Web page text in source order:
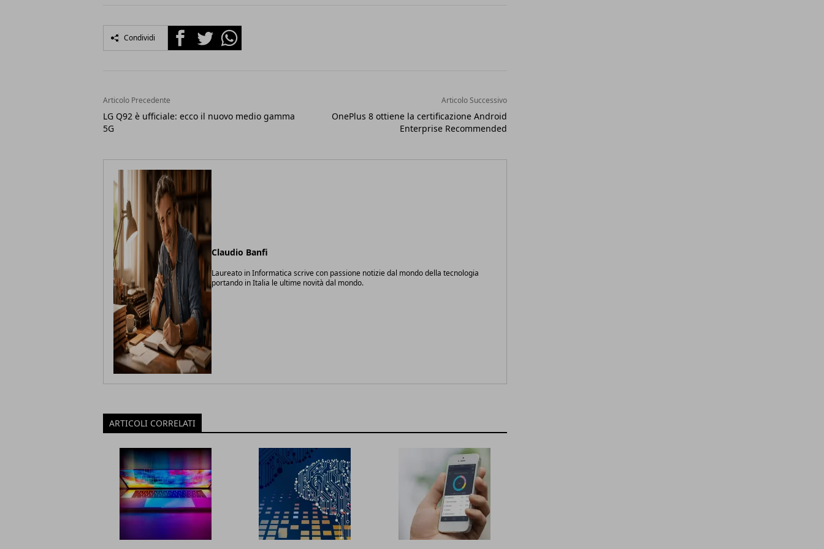
Condividi FacebookTwitterWhatsapp
Articolo Precedente
LG Q92 è ufficiale: ecco il nuovo medio gamma
5G
Articolo Successivo
OnePlus 8 ottiene la certificazione Android
Enterprise Recommended
Claudio Banfi
Laureato in Informatica scrive con passione notizie dal mondo della tecnologia
portando in Italia le ultime novità dal mondo.
ARTICOLI CORRELATI